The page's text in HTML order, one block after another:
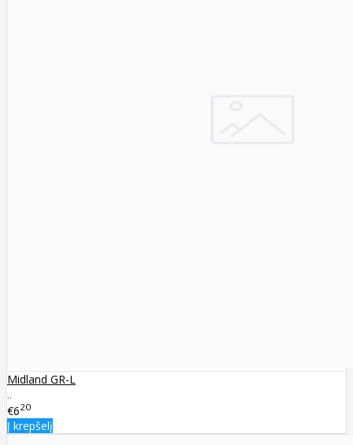
Midland GR-L
..
€620
Į krepšelį